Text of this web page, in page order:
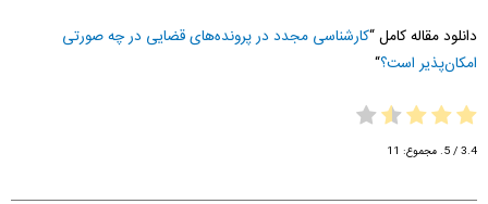
دانلود مقاله کامل “کارشناسی مجدد در پرونده‌های قضایی در چه صورتی
امکان‌پذیر است؟“
3.4/ 5. مجموع: 11